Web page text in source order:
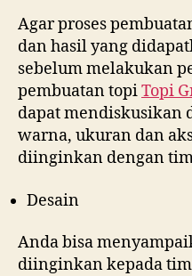
Agar proses
dan hasil yang
sebelum melakukan
pembuatan topiTopi
dapat mendiskusikan
warna, ukuran dan
diinginkan dengan
Desain
Anda bisa
diinginkan kepada tim